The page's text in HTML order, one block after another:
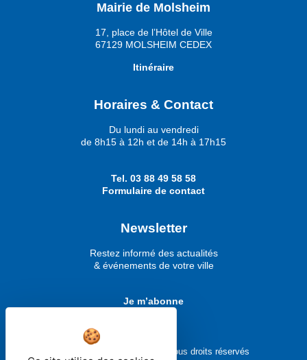
Mairie de Molsheim
17, place de l’Hôtel de Ville
67129 MOLSHEIM CEDEX
Itinéraire
Horaires & Contact
Du lundi au vendredi
de 8h15 à 12h et de 14h à 17h15
Tel. 03 88 49 58 58
Formulaire de contact
Newsletter
Restez informé des actualités
& événements de votre ville
Je m’abonne
Ville de Molsheim © 2026 - Tous droits réservés